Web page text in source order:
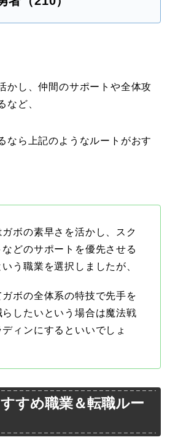
かし、仲間のサポートや全体攻
など、
なら上記のようなルートがおす
ガボの素早さを活かし、スク
どのサポートを優先させる
う職業を選択しましたが、
ボの全体系の特技で先手を
したいという場合は魔法戦
ィンにするといいでしょ
すめ職業＆転職ルー